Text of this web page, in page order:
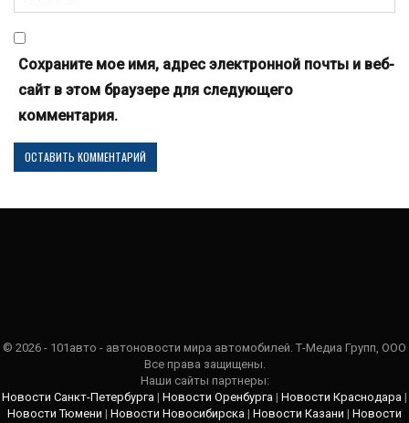
Сохраните мое имя, адрес электронной почты и веб-
сайт в этом браузере для следующего
комментария.
© 2026 - 101авто - автоновости мира автомобилей. Т-Медиа Групп, ООО
Все права защищены.
Наши сайты партнеры:
Новости Санкт-Петербурга | Новости Оренбурга | Новости Краснодара |
Новости Тюмени | Новости Новосибирска | Новости Казани | Новости